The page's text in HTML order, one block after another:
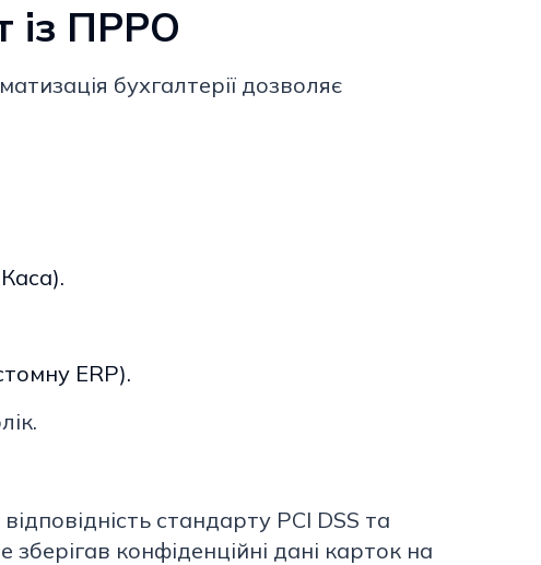
із ПРРО
бухгалтерії дозволяє
ERP).
стандарту PCI DSS та
конфіденційні дані карток на